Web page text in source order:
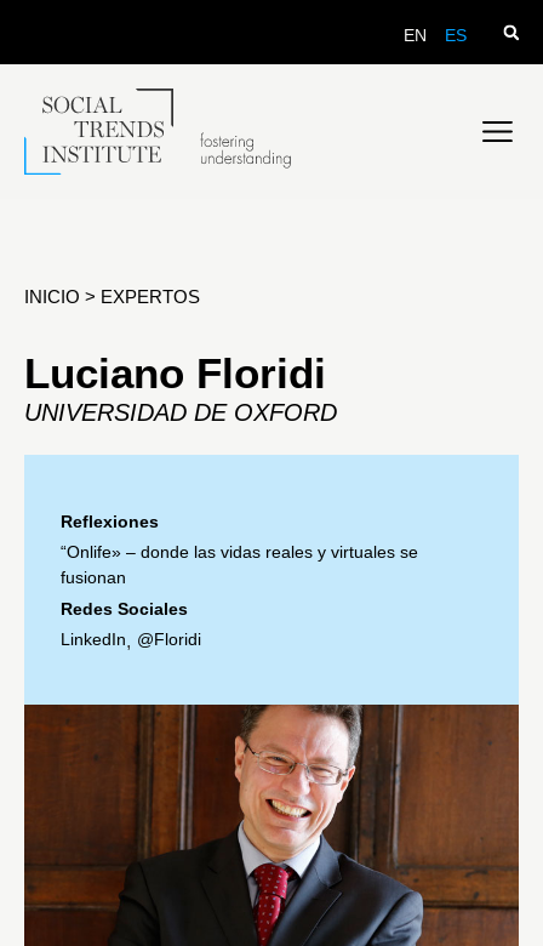
EN ES
INICIO > EXPERTOS
Luciano Floridi
UNIVERSIDAD DE OXFORD
Reflexiones
“Onlife» – donde las vidas reales y virtuales se
fusionan
Redes Sociales
LinkedIn, @Floridi